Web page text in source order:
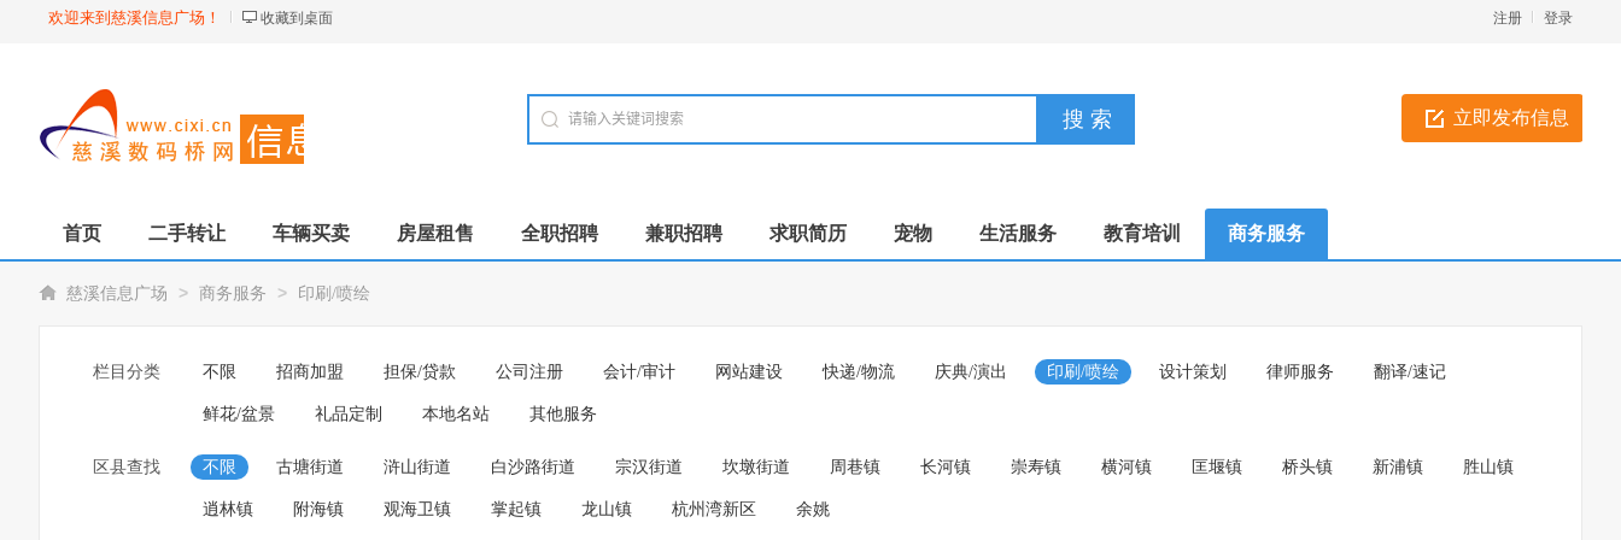
欢迎来到慈溪信息广场！ 收藏到桌面 登录
注册
立即发布信息
首页 二手转让 车辆买卖 房屋租售 全职招聘 兼职招聘 求职简历 宠物 生活服务 教育培训 商务服务
慈溪信息广场 > 商务服务 > 印刷/喷绘
栏目分类 不限 招商加盟 担保/贷款 公司注册 会计/审计 网站建设 快递/物流 庆典/演出 印刷/喷绘 设计策划 律师服务 翻译/速记
鲜花/盆景 礼品定制 本地名站 其他服务
区县查找 不限 古塘街道 浒山街道 白沙路街道 宗汉街道 坎墩街道 周巷镇 长河镇 崇寿镇 横河镇 匡堰镇 桥头镇 新浦镇 胜山镇
逍林镇 附海镇 观海卫镇 掌起镇 龙山镇 杭州湾新区 余姚